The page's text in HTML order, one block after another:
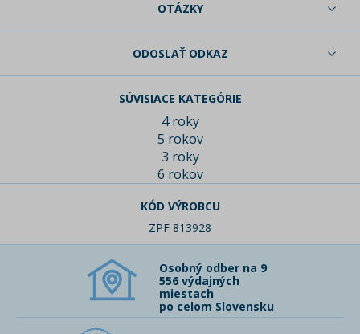
OTÁZKY
ODOSLAŤ ODKAZ
SÚVISIACE KATEGÓRIE
4 roky
5 rokov
3 roky
6 rokov
KÓD VÝROBCU
ZPF 813928
Osobný odber na 9
556 výdajných
miestach
po celom Slovensku